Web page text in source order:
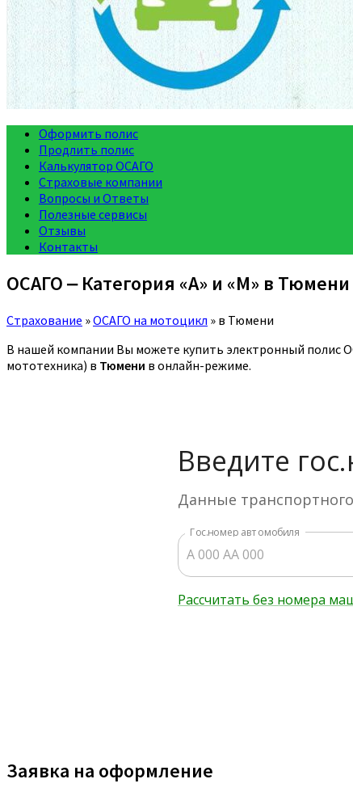
Оформить полис
Продлить полис
Калькулятор ОСАГО
Страховые компании
Вопросы и Ответы
Полезные сервисы
Отзывы
Контакты
ОСАГО ‒ Категория «A» и «M» в Тюмени
Страхование »ОСАГО на мотоцикл » в Тюмени
В нашей компании Вы можете купить электронный полис
мототехника) в Тюмени в онлайн-режиме.
Заявка на оформление